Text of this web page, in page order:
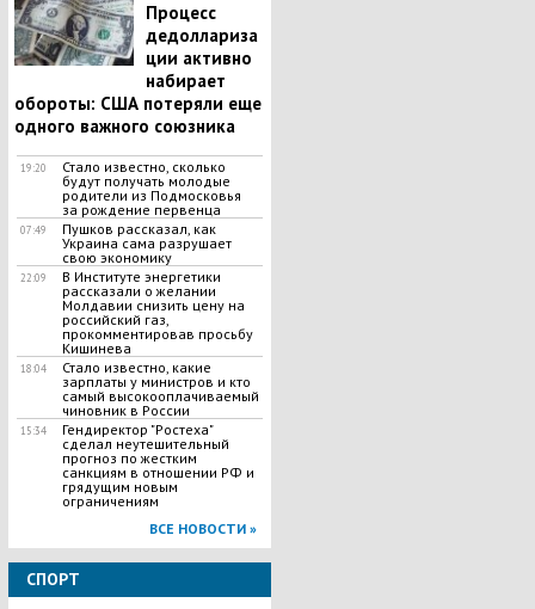
Процесс
дедоллариза
ции активно
набирает
обороты: США потеряли еще
одного важного союзника
19:20
Стало известно, сколько
будут получать молодые
родители из Подмосковья
за рождение первенца
07:49
Пушков рассказал, как
Украина сама разрушает
свою экономику
22:09
В Институте энергетики
рассказали о желании
Молдавии снизить цену на
российский газ,
прокомментировав просьбу
Кишинева
18:04
Стало известно, какие
зарплаты у министров и кто
самый высокооплачиваемый
чиновник в России
15:34
Гендиректор "Ростеха"
сделал неутешительный
прогноз по жестким
санкциям в отношении РФ и
грядущим новым
ограничениям
ВСЕ НОВОСТИ »
СПОРТ